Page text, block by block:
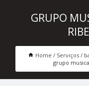
GRUPO
Home Serviços
grupo